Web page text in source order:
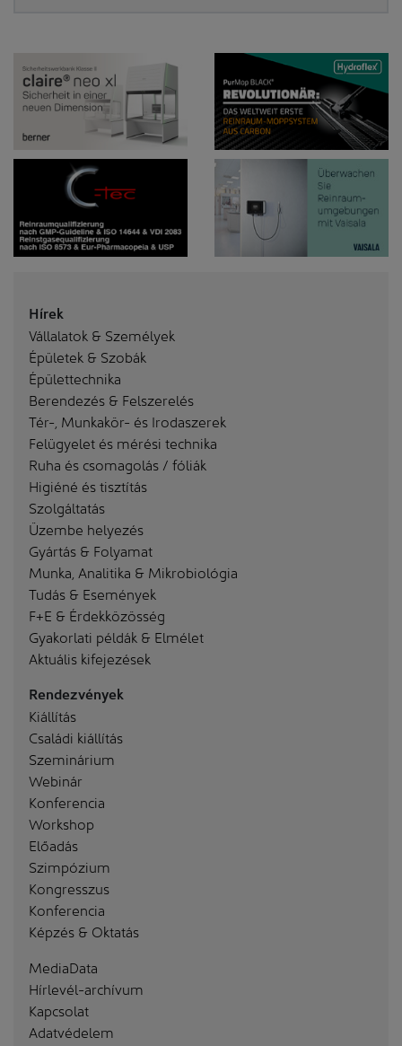
Hírek
Vállalatok & Személyek
Épületek & Szobák
Épülettechnika
Berendezés & Felszerelés
Tér-, Munkakör- és Irodaszerek
Felügyelet és mérési technika
Ruha és csomagolás / fóliák
Higiéné és tisztítás
Szolgáltatás
Üzembe helyezés
Gyártás & Folyamat
Munka, Analitika & Mikrobiológia
Tudás & Események
F+E & Érdekközösség
Gyakorlati példák & Elmélet
Aktuális kifejezések
Rendezvények
Kiállítás
Családi kiállítás
Szeminárium
Webinár
Konferencia
Workshop
Előadás
Szimpózium
Kongresszus
Konferencia
Képzés & Oktatás
MediaData
Hírlevél-archívum
Kapcsolat
Adatvédelem